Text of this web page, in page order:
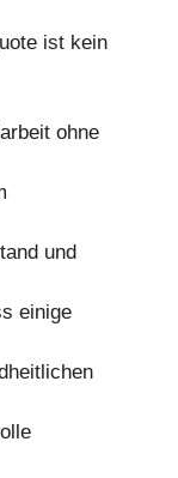
ist kein
ohne
und
einige